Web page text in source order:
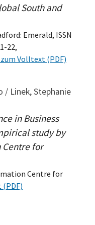
South and
Emerald, ISSN
22,
Volltext (PDF)
/ Linek, Stephanie
in Business
study by
Centre for
Centre for